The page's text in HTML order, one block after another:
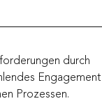
durch
Engagement
Prozessen.